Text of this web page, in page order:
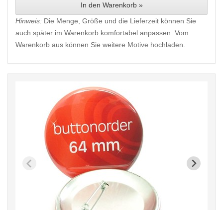
In den Warenkorb »
Hinweis: Die Menge, Größe und die Lieferzeit können Sie
auch später im Warenkorb komfortabel anpassen. Vom
Warenkorb aus können Sie weitere Motive hochladen.